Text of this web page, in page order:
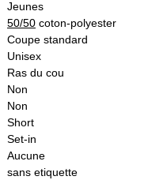
Jeunes
50/50 coton-polyester
Coupe standard
Unisex
Ras du cou
Non
Non
Short
Set-in
Aucune
sans etiquette